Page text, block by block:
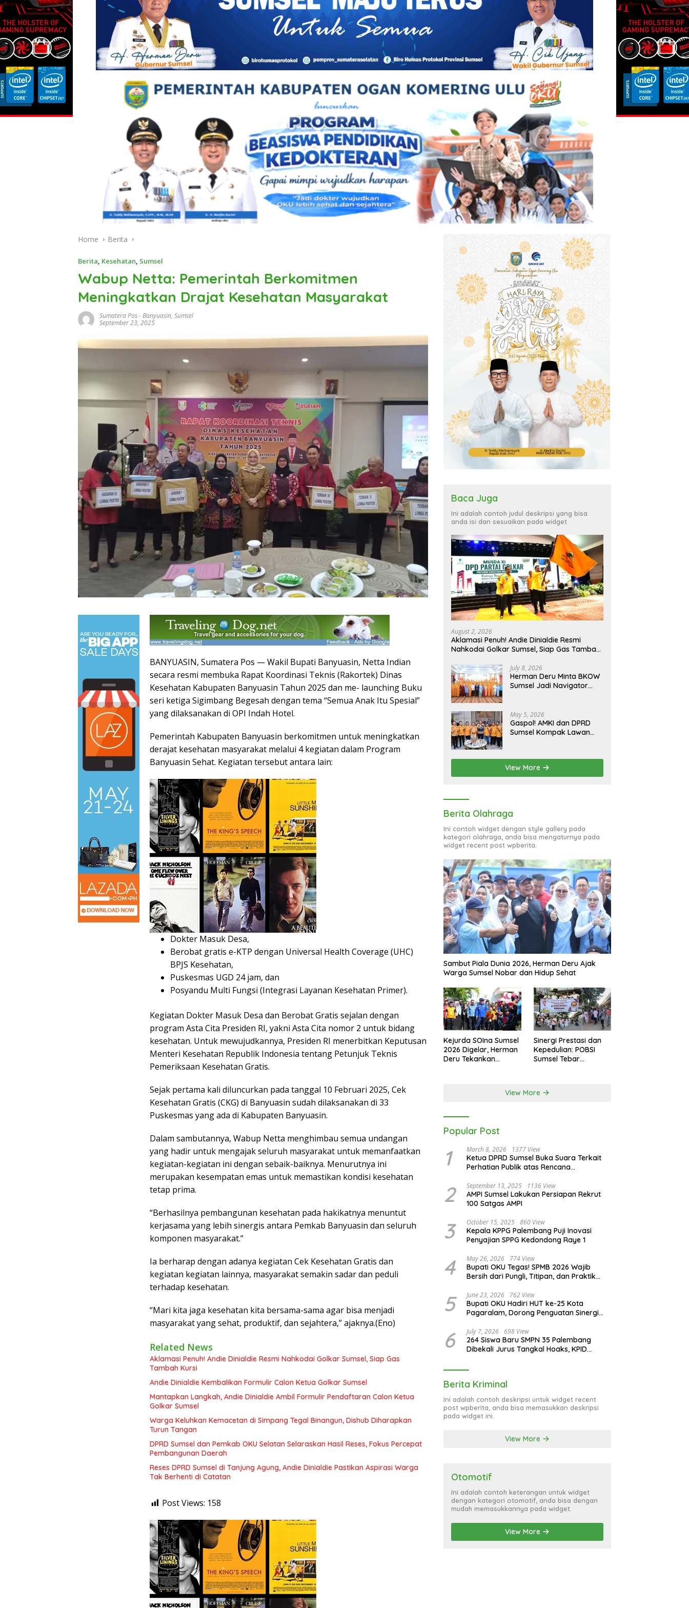
Home Berita
Berita Kesehatan Sumsel
Wabup Netta: Pemerintah Berkomitmen
Meningkatkan Drajat Kesehatan Masyarakat
Sumatera Pos-Banyuasin, Sumsel
September 23, 2025
BANYUASIN, Sumatera Pos — Wakil Bupati Banyuasin, Netta Indian
secara resmi membuka Rapat Koordinasi Teknis (Rakortek) Dinas
Kesehatan Kabupaten Banyuasin Tahun 2025 dan me- launching Buku
seri ketiga Sigimbang Begesah dengan tema “Semua Anak Itu Spesial”
yang dilaksanakan di OPI Indah Hotel.
Pemerintah Kabupaten Banyuasin berkomitmen untuk meningkatkan
derajat kesehatan masyarakat melalui 4 kegiatan dalam Program
Banyuasin Sehat. Kegiatan tersebut antara lain:
Dokter Masuk Desa,
Berobat gratis e-KTP dengan Universal Health Coverage (UHC)
BPJS Kesehatan,
Puskesmas UGD 24 jam, dan
Posyandu Multi Fungsi (Integrasi Layanan Kesehatan Primer).
Kegiatan Dokter Masuk Desa dan Berobat Gratis sejalan dengan
program Asta Cita Presiden RI, yakni Asta Cita nomor 2 untuk bidang
kesehatan. Untuk mewujudkannya, Presiden RI menerbitkan Keputusan
Menteri Kesehatan Republik Indonesia tentang Petunjuk Teknis
Pemeriksaan Kesehatan Gratis.
Sejak pertama kali diluncurkan pada tanggal 10 Februari 2025, Cek
Kesehatan Gratis (CKG) di Banyuasin sudah dilaksanakan di 33
Puskesmas yang ada di Kabupaten Banyuasin.
Dalam sambutannya, Wabup Netta menghimbau semua undangan
yang hadir untuk mengajak seluruh masyarakat untuk memanfaatkan
kegiatan-kegiatan ini dengan sebaik-baiknya. Menurutnya ini
merupakan kesempatan emas untuk memastikan kondisi kesehatan
tetap prima.
“Berhasilnya pembangunan kesehatan pada hakikatnya menuntut
kerjasama yang lebih sinergis antara Pemkab Banyuasin dan seluruh
komponen masyarakat.”
Ia berharap dengan adanya kegiatan Cek Kesehatan Gratis dan
kegiatan kegiatan lainnya, masyarakat semakin sadar dan peduli
terhadap kesehatan.
“Mari kita jaga kesehatan kita bersama-sama agar bisa menjadi
masyarakat yang sehat, produktif, dan sejahtera,” ajaknya.(Eno)
Related News
Aklamasi Penuh! Andie Dinialdie Resmi Nahkodai Golkar Sumsel, Siap Gas
Tambah Kursi
Andie Dinialdie Kembalikan Formulir Calon Ketua Golkar Sumsel
Mantapkan Langkah, Andie Dinialdie Ambil Formulir Pendaftaran Calon Ketua
Golkar Sumsel
Warga Keluhkan Kemacetan di Simpang Tegal Binangun, Dishub Diharapkan
Turun Tangan
DPRD Sumsel dan Pemkab OKU Selatan Selaraskan Hasil Reses, Fokus Percepat
Pembangunan Daerah
Reses DPRD Sumsel di Tanjung Agung, Andie Dinialdie Pastikan Aspirasi Warga
Tak Berhenti di Catatan
Post Views: 158
Baca Juga
Ini adalah contoh judul deskripsi yang bisa
anda isi dan sesuaikan pada widget
August 2, 2026
Aklamasi Penuh! Andie Dinialdie Resmi
Nahkodai Golkar Sumsel, Siap Gas Tambah
July 8, 2026
Herman Deru Minta BKOW
Sumsel Jadi Navigator
May 5, 2026
Gaspol! AMKI dan DPRD
Sumsel Kompak Lawan
View More
Berita Olahraga
Ini contoh widget dengan style gallery pada
kategori olahraga, anda bisa mengaturnya pada
widget recent post wpberita.
Sambut Piala Dunia 2026, Herman Deru Ajak
Warga Sumsel Nobar dan Hidup Sehat
Kejurda SOIna Sumsel
2026 Digelar, Herman
Deru Tekankan
Sinergi Prestasi dan
Kepedulian: POBSI
Sumsel Tebar
View More
Popular Post
1 March 8, 2026 1377 View
Ketua DPRD Sumsel Buka Suara Terkait
Perhatian Publik atas Rencana
2 September 13, 2025 1136 View
AMPI Sumsel Lakukan Persiapan Rekrut
100 Satgas AMPI
3 October 15, 2025 860 View
Kepala KPPG Palembang Puji Inovasi
Penyajian SPPG Kedondong Raye 1
4 May 26, 2026 774 View
Bupati OKU Tegas! SPMB 2026 Wajib
Bersih dari Pungli, Titipan, dan Praktik
5 June 23, 2026 762 View
Bupati OKU Hadiri HUT ke-25 Kota
Pagaralam, Dorong Penguatan Sinergi
6 July 7, 2026 698 View
264 Siswa Baru SMPN 35 Palembang
Dibekali Jurus Tangkal Hoaks, KPID
Berita Kriminal
Ini adalah contoh deskripsi untuk widget recent
post wpberita, anda bisa memasukkan deskripsi
pada widget ini.
View More
Otomotif
Ini adalah contoh keterangan untuk widget
dengan kategori otomotif, anda bisa dengan
mudah memasukkannya pada widget.
View More